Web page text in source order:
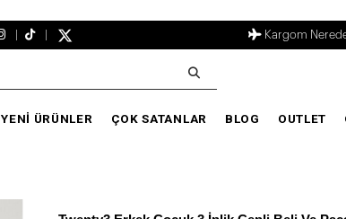
Kargom
YENİ ÜRÜNLER ÇOK SATANLAR BLOG OUTLET